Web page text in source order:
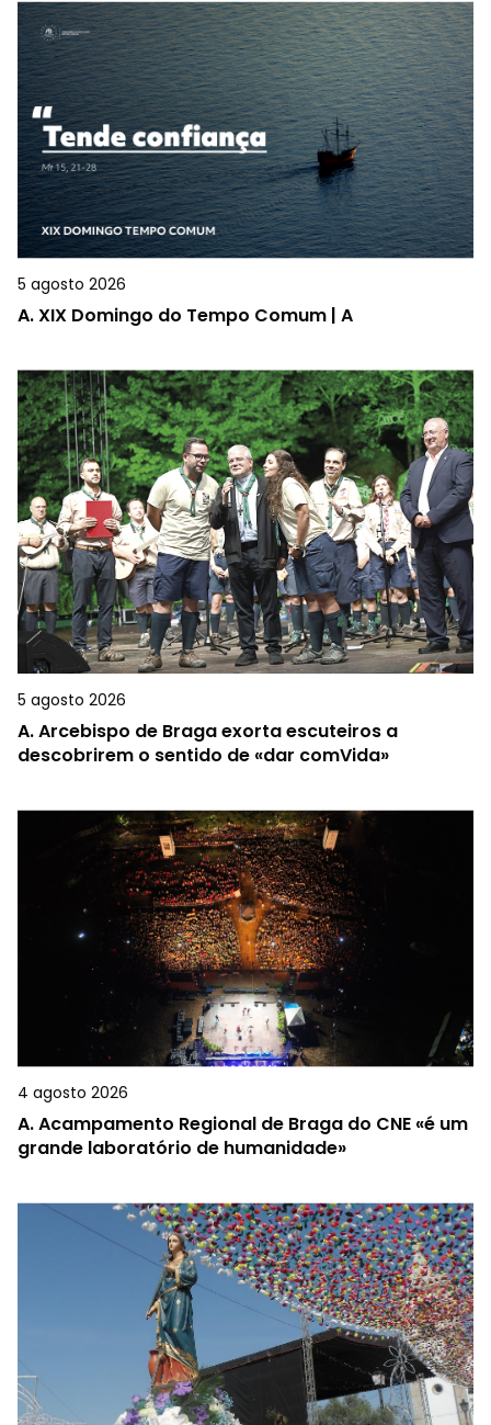
5 agosto 2026
A.XIX Domingo do Tempo Comum | A
5 agosto 2026
A.Arcebispo de Braga exorta escuteiros a
descobrirem o sentido de «dar comVida»
4 agosto 2026
A.Acampamento Regional de Braga do CNE «é um
grande laboratório de humanidade»